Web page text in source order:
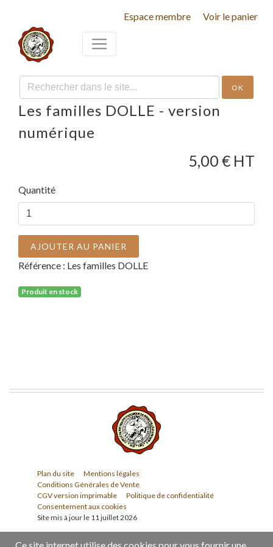
Espace membre Voir le panier
OK
Les familles DOLLE - version
numérique
5,00 € HT
Quantité
AJOUTER AU PANIER
Référence : Les familles DOLLE
Produit en stock
Plan du site
Mentions légales
Conditions Générales de Vente
CGV version imprimable
Politique de confidentialité
Consentement aux cookies
Site mis à jour le 11 juillet 2026